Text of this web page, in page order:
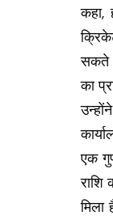
कहा,
का
एक
राशि